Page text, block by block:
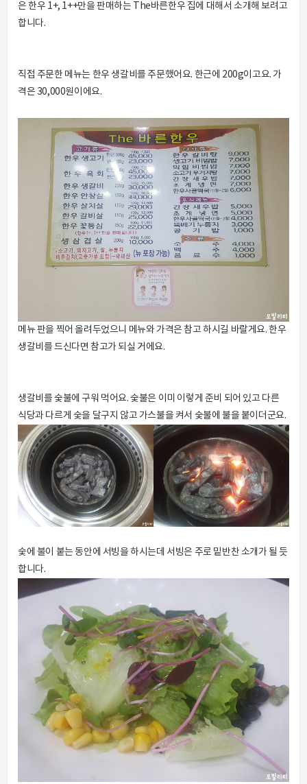
은 한우 1+, 1++만을 판매하는 The바른한우 집에 대해서 소개해 보려고
합니다.
직접 주문한 메뉴는 한우 생갈비를 주문했어요. 한근에 200g이고요. 가
격은 30,000원이에요.
메뉴 판을 찍어 올려두었으니 메뉴와 가격은 참고 하시길 바랄게요. 한우
생갈비를 드신다면 참고가 되실 거에요.
생갈비를 숯불에 구워 먹어요. 숯불은 이미 이렇게 준비 되어 있고 다른
식당과 다르게 숯을 달구지 않고 가스불을 켜서 숯불에 불을 붙이더군요.
숯에 불이 붙는 동안에 서빙을 하시는데 서빙은 주로 밑반찬 소개가 될 듯
합니다.